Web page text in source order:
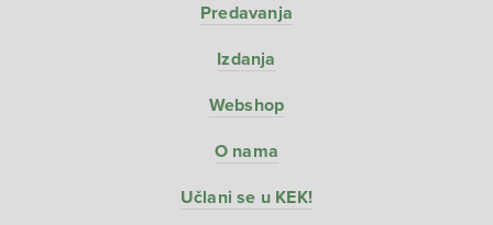
Predavanja
Izdanja
Webshop
O nama
Učlani se u KEK!